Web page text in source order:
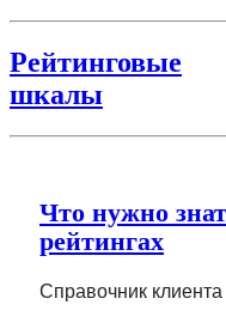
Рейтинговые
шкалы
Что нужно
рейтингах
Справочник клиента